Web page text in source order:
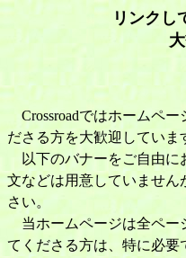
リンクし
Crossroadではホームペー
ださる方を大歓迎していま
以下のバナーをご自由に
文などは用意していませ
さい。
当ホームページは全ペー
てくださる方は、特に必